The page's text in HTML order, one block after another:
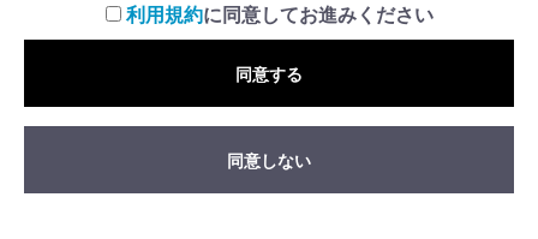
利用規約に同意してお進みください
同意する
同意しない